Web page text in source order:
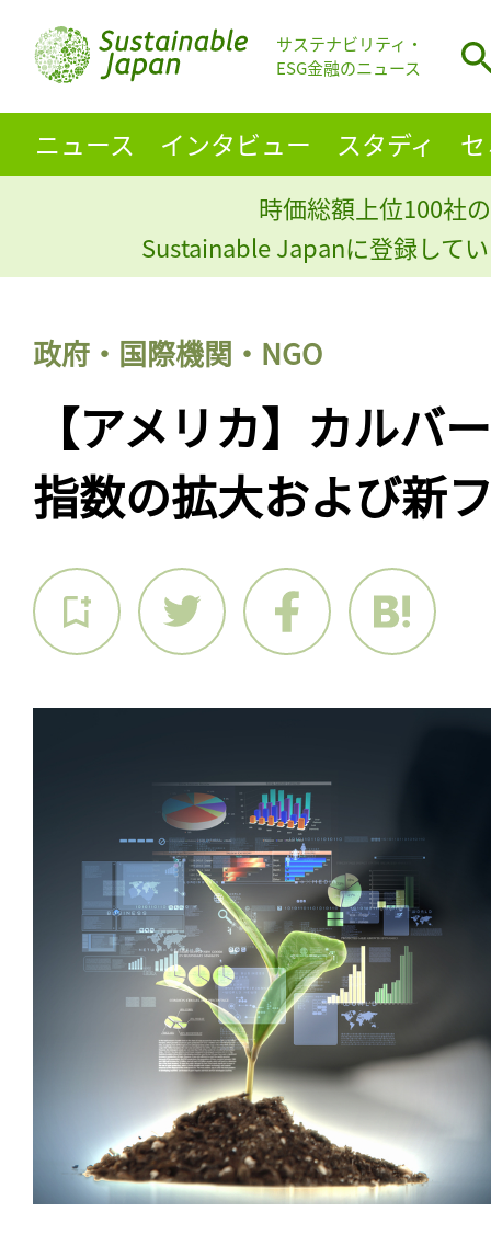
サステナビリティ・
ESG金融のニュース
ニュース インタビュー スタディ
時価総額上位100社
Sustainable Japanに登録して
政府・国際機関・NGO
【アメリカ】カルバ
指数の拡大および新